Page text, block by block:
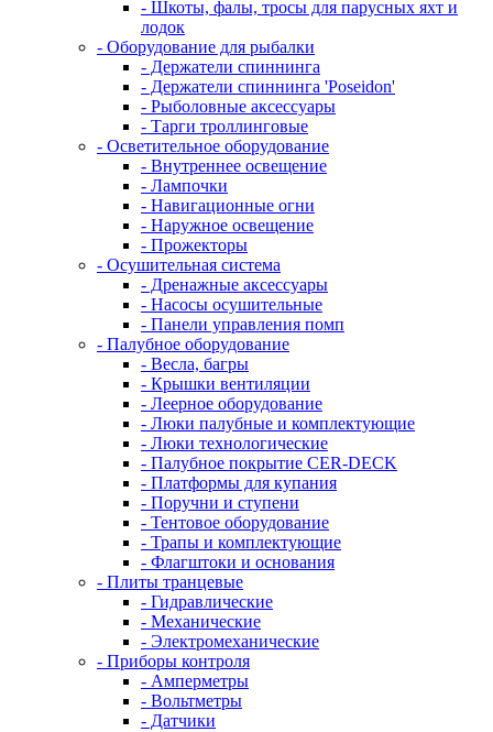
- Шкоты, фалы, тросы для парусных яхт и
лодок
- Оборудование для рыбалки
- Держатели спиннинга
- Держатели спиннинга 'Poseidon'
- Рыболовные аксессуары
- Тарги троллинговые
- Осветительное оборудование
- Внутреннее освещение
- Лампочки
- Навигационные огни
- Наружное освещение
- Прожекторы
- Осушительная система
- Дренажные аксессуары
- Насосы осушительные
- Панели управления помп
- Палубное оборудование
- Весла, багры
- Крышки вентиляции
- Леерное оборудование
- Люки палубные и комплектующие
- Люки технологические
- Палубное покрытие CER-DECK
- Платформы для купания
- Поручни и ступени
- Тентовое оборудование
- Трапы и комплектующие
- Флагштоки и основания
- Плиты транцевые
- Гидравлические
- Механические
- Электромеханические
- Приборы контроля
- Амперметры
- Вольтметры
- Датчики